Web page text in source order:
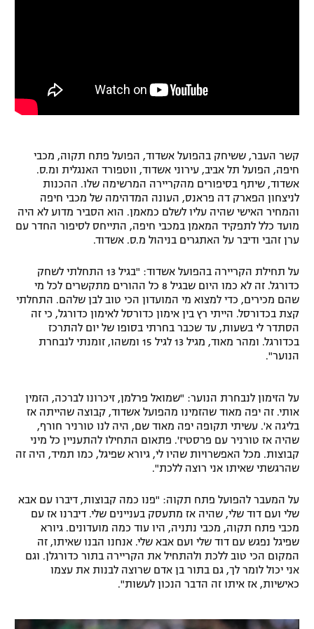
קשר העבר, ששיחק בהפועל אשדוד, הפועל פתח תקוה, מכבי
חיפה, הפועל תל אביב, עירוני אשדוד, ווטפורד האנגלית ומ.ס.
אשדוד, שיתף בסיפורים מהקריירה המרשימה שלו. ההכנות
לניצחון הפארק דה פראנס, העונה המדהימה של מכבי חיפה
והמחיר האישי שהיה עליו לשלם כמאמן. הוא הסביר מדוע לא היה
מועד כלל לתפקיד המאמן במכבי חיפה, התייחס לסיפור החדר עם
ערן זהבי ודיבר על האתגרים בניהול מ.ס. אשדוד.
על תחילת הקריירה בהפועל אשדוד: "בגיל 13 התחלתי לשחק
כדורגל. זה לא כמו היום שבגיל 8 כל ההורים מתקשרים לכל מי
שהם מכירים, כדי למצוא מי המועדון הכי טוב לבן שלהם. התחלתי
קצת בכדורסל. הייתי רץ בין אימון כדורסל לאימון כדורגל, כי זה
הסתדר לי בשעות, עד שכבר בחרתי בסופו של יום להתרכז
בכדורגל. ומהר מאוד, מגיל 13 לגיל 15 ומשהו, זומנתי לנבחרת
הנוער".
על הזימון לנבחרת הנוער: "שמואל פרלמן, זיכרונו לברכה, הזמין
אותי. זה יפה מאוד שהזמינו מהפועל אשדוד, קבוצה שהייתה אז
בליגה א'. עשיתי תקופה יפה מאוד שם, היה לנו טורניר חורף,
שהיה אז טורניר עם פרסטיז'. פתאום התחילו להתעניין כל מיני
קבוצות. מכל האפשרויות שהיו לי, גיורא שפיגל, כמו תמיד, היה זה
שהרגשתי שאיתו אני רוצה ללכת".
על המעבר להפועל פתח תקוה: "פנו כמה קבוצות, דיברו עם אבא
שלי ועם דוד שלי, שהיה אז מתעסק בעניינים שלי. דיברנו אז עם
מכבי פתח תקוה, מכבי נתניה, היו עוד כמה מועדונים. גיורא
שפיגל נפגש עם דוד שלי ועם אבא שלי. אנחנו הבנו שאיתו, זה
המקום הכי טוב ללכת ולהתחיל את הקריירה בתור כדורגלן. וגם
אני יכול לומר לך, גם בתור בן אדם שרוצה לבנות את עצמו
כאישיות, אז איתו זה הדבר הנכון לעשות".